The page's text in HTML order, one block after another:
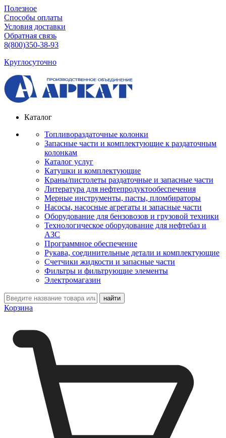
Полезное
Способы оплаты
Условия доставки
Обратная связь
8(800)350-38-93
Круглосуточно
Каталог
Топливораздаточные колонки
Запасные части и комплектующие к раздаточным
колонкам
Каталог услуг
Катушки и комплектующие
Краны/пистолеты раздаточные и запасные части
Литература для нефтепродуктообеспечения
Мерные инструменты, пасты, пломбираторы
Насосы, насосные агрегаты и запасные части
Оборудование для бензовозов и грузовой техники
Технологическое оборудование для нефтебаз и
АЗС
Программное обеспечение
Рукава, соединительные детали и комплектующие
Счетчики жидкости и запасные части
Фильтры и фильтрующие элементы
Электромагазин
Корзина